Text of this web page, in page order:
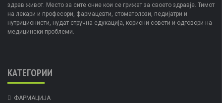
здрав живот. Место за сите оние кои се грижат за своето здравје. Тимот
на лекари и професори, фармацевти, стоматолози, педијатри и
нутриционисти, нудат стручна едукација, корисни совети и одговори на
медицински проблеми.
КАТЕГОРИИ
ФАРМАЦИЈА